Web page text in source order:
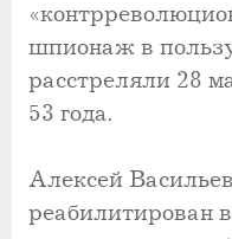
шпионаж в
расстреляли 28
53 года.
Алексей
реабилитирован